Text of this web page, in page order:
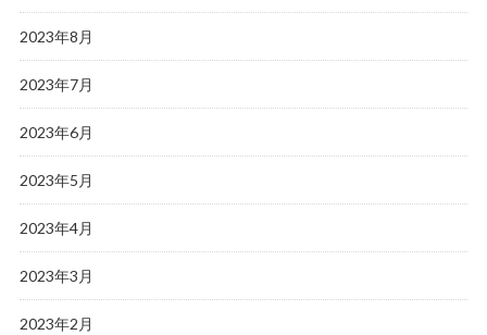
2023年8月
2023年7月
2023年6月
2023年5月
2023年4月
2023年3月
2023年2月